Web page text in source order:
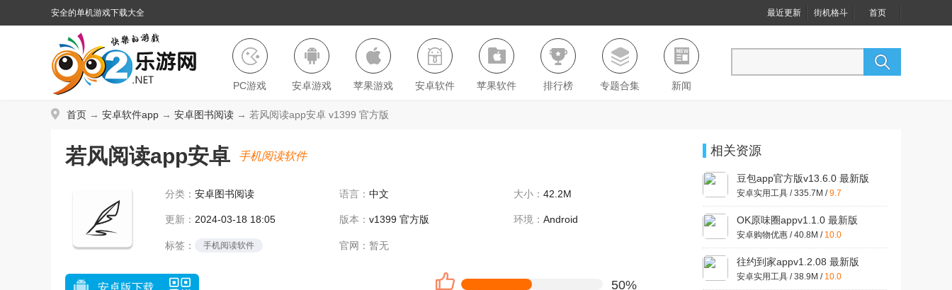
安全的单机游戏下载大全 最近更新 街机格斗 首页
PC游戏 安卓游戏 苹果游戏 安卓软件 苹果软件 排行榜 专题合集 新闻
首页 → 安卓软件app → 安卓图书阅读 → 若风阅读app安卓 v1399 官方版
若风阅读app安卓 手机阅读软件
分类： 安卓图书阅读 语言： 中文 大小： 42.2M
更新： 2024-03-18 18:05 版本： v1399 官方版 环境： Android
标签： 手机阅读软件 官网： 暂无
安卓版下载
50%
相关资源
豆包app官方版v13.6.0 最新版
本
安卓实用工具 / 335.7M /9.7
OK原味圈appv1.1.0 最新版
安卓购物优惠 / 40.8M / 10.0
往约到家appv1.2.08 最新版
安卓实用工具 / 38.9M / 10.0